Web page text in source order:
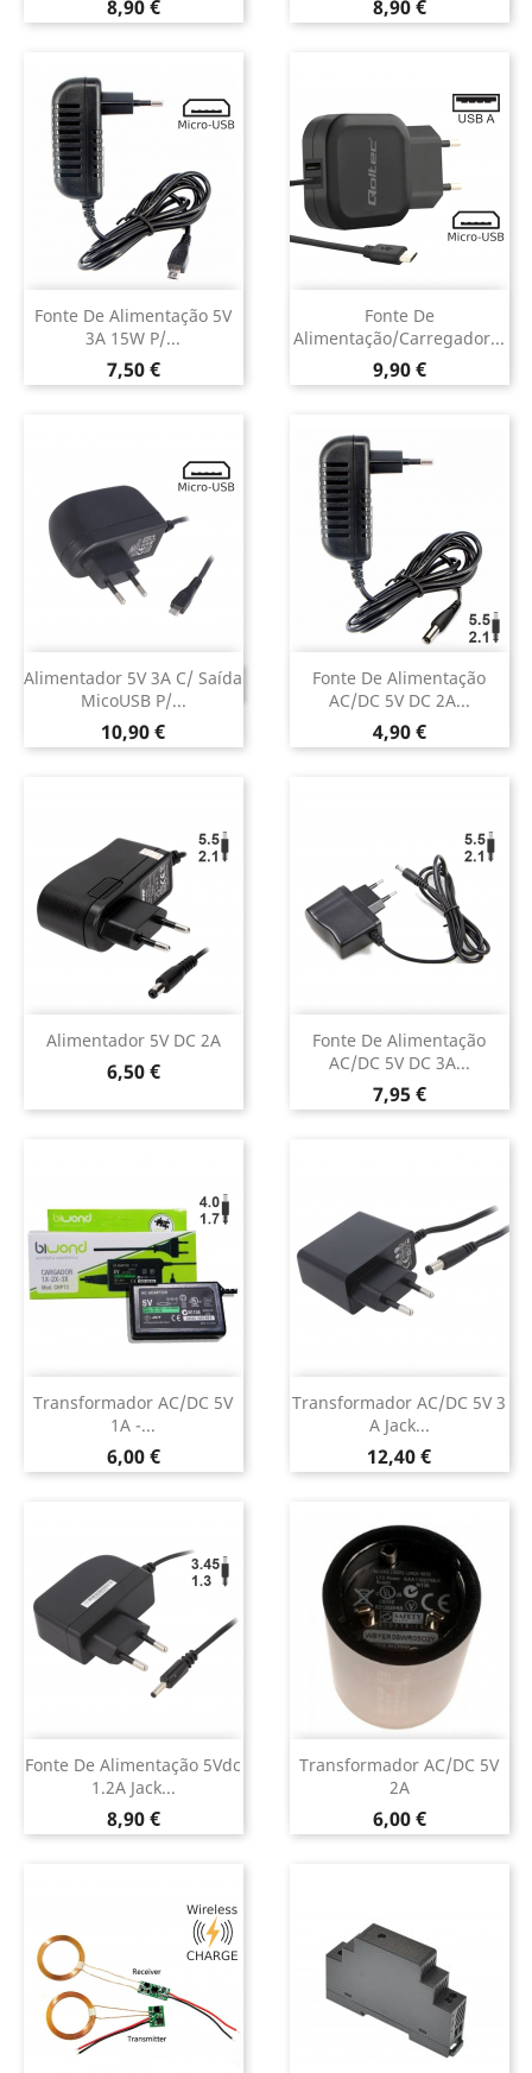
Preço
8,90 € Preço
8,90 €
Fonte De Alimentação 5V
3A 15W P/...
Preço
7,50 €
Fonte De
Alimentação/Carregador...
Preço
9,90 €
Alimentador 5V 3A C/ Saída
MicoUSB P/...
Preço
10,90 €
DESCONTINUADO
Fonte De Alimentação
AC/DC 5V DC 2A...
Preço
4,90 €
Alimentador 5V DC 2A
Preço
6,50 €
Fonte De Alimentação
AC/DC 5V DC 3A...
Preço
7,95 €
Transformador AC/DC 5V
1A -...
Preço
6,00 €
Transformador AC/DC 5V 3
A Jack...
Preço
12,40 €
Fonte De Alimentação 5Vdc
1.2A Jack...
Preço
8,90 €
Transformador AC/DC 5V
2A
Preço
6,00 €